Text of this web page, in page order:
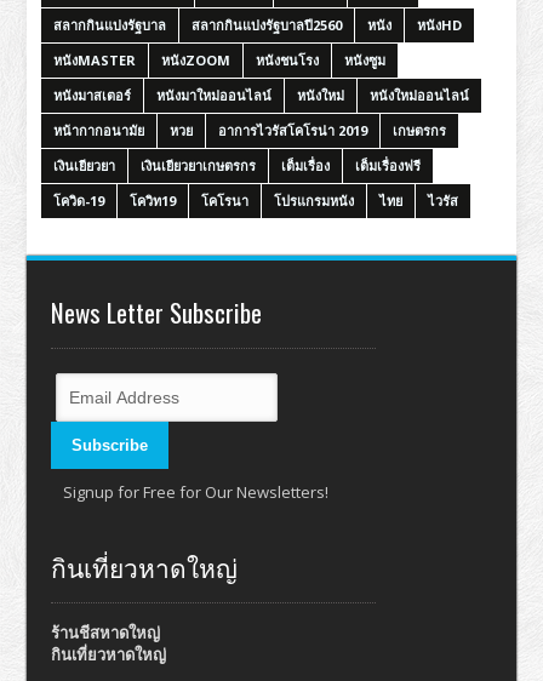
สลากกินแบ่งรัฐบาล
สลากกินแบ่งรัฐบาลปี2560 หนัง
หนังHD
หนังMASTER
หนังZOOM หนังชนโรง
หนังซูม
หนังมาสเตอร์
หนังมาใหม่ออนไลน์ หนังใหม่
หนังใหม่ออนไลน์
หน้ากากอนามัย
หวย อาการไวรัสโคโรน่า 2019
เกษตรกร
เงินเยียวยา
เงินเยียวยาเกษตรกร เต็มเรื่อง
เต็มเรื่องฟรี
โควิด-19
โควิท19 โคโรนา โปรแกรมหนัง ไทย ไวรัส
News Letter Subscribe
Signup for Free for Our Newsletters!
กินเที่ยวหาดใหญ่
ร้านชีสหาดใหญ่
กินเที่ยวหาดใหญ่